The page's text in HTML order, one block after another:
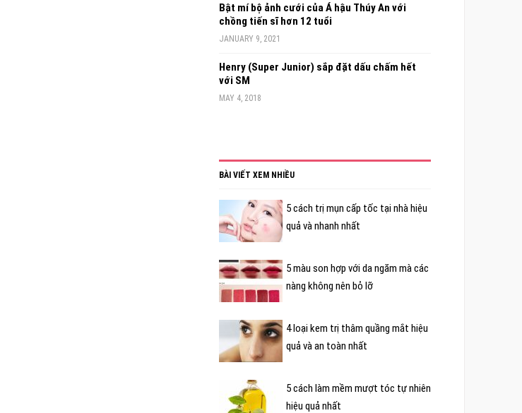
Bật mí bộ ảnh cưới của Á hậu Thúy An với
chồng tiến sĩ hơn 12 tuổi
JANUARY 9, 2021
Henry (Super Junior) sắp đặt dấu chấm hết
với SM
MAY 4, 2018
BÀI VIẾT XEM NHIỀU
5 cách trị mụn cấp tốc tại nhà hiệu
quả và nhanh nhất
5 màu son hợp với da ngăm mà các
nàng không nên bỏ lỡ
4 loại kem trị thâm quầng mắt hiệu
quả và an toàn nhất
5 cách làm mềm mượt tóc tự nhiên
hiệu quả nhất